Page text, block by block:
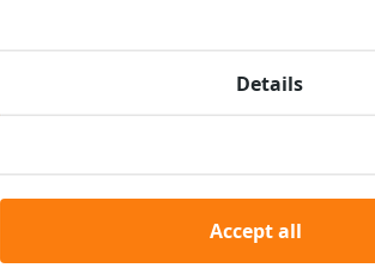
Featured links.
Details
Accept all